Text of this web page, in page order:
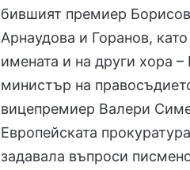
бившият премиер
Арнаудова и Горанов,
имената и на други хора
министър на
вицепремиер Валери
Европейската
задавала въпроси